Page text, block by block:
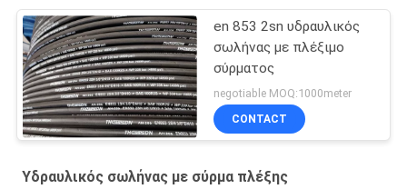
en 853 2sn υδραυλικός
σωλήνας με πλέξιμο
σύρματος
negotiable MOQ:1000meter
CONTACT
Υδραυλικός σωλήνας με σύρμα πλέξης